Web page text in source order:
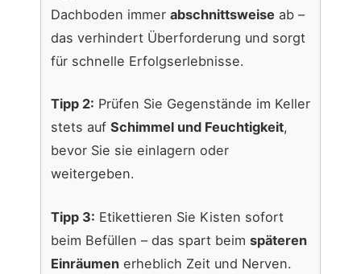
Dachboden immer abschnittsweise ab –
das verhindert Überforderung und sorgt
für schnelle Erfolgserlebnisse.
Tipp 2: Prüfen Sie Gegenstände im Keller
stets auf Schimmel und Feuchtigkeit,
bevor Sie sie einlagern oder
weitergeben.
Tipp 3: Etikettieren Sie Kisten sofort
beim Befüllen – das spart beim späteren
Einräumen erheblich Zeit und Nerven.